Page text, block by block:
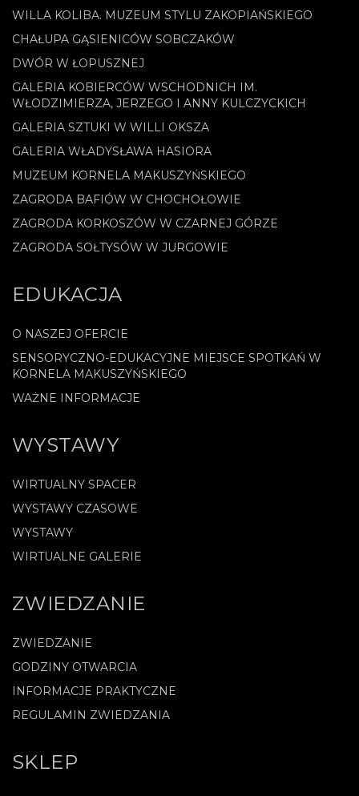
WILLA KOLIBA. MUZEUM STYLU ZAKOPIAŃSKIEGO
CHAŁUPA GĄSIENICÓW SOBCZAKÓW
DWÓR W ŁOPUSZNEJ
GALERIA KOBIERCÓW WSCHODNICH IM.
WŁODZIMIERZA, JERZEGO I ANNY KULCZYCKICH
GALERIA SZTUKI W WILLI OKSZA
GALERIA WŁADYSŁAWA HASIORA
MUZEUM KORNELA MAKUSZYŃSKIEGO
ZAGRODA BAFIÓW W CHOCHOŁOWIE
ZAGRODA KORKOSZÓW W CZARNEJ GÓRZE
ZAGRODA SOŁTYSÓW W JURGOWIE
EDUKACJA
O NASZEJ OFERCIE
SENSORYCZNO-EDUKACYJNE MIEJSCE SPOTKAŃ W
KORNELA MAKUSZYŃSKIEGO
WAŻNE INFORMACJE
WYSTAWY
WIRTUALNY SPACER
WYSTAWY CZASOWE
WYSTAWY
WIRTUALNE GALERIE
ZWIEDZANIE
ZWIEDZANIE
GODZINY OTWARCIA
INFORMACJE PRAKTYCZNE
REGULAMIN ZWIEDZANIA
SKLEP